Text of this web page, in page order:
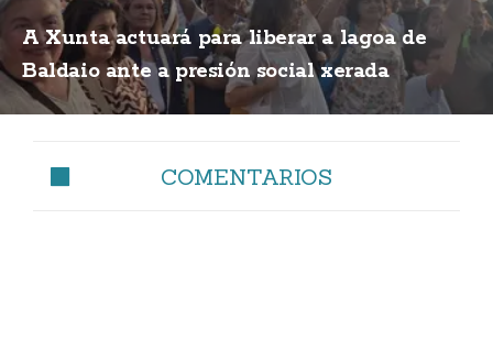
A Xunta actuará para liberar a lagoa de
Baldaio ante a presión social xerada
COMENTARIOS